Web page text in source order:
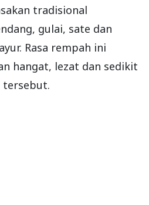
tradisional
gulai, sate dan
Rasa rempah ini
hangat, lezat dan sedikit
tersebut.